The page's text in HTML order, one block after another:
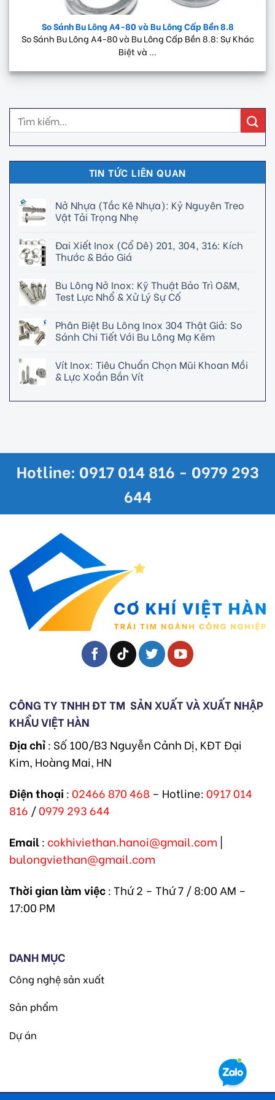
So Sánh Bu Lông A4-80 và Bu Lông Cấp Bền 8.8
So Sánh Bu Lông A4-80 và Bu Lông Cấp Bền 8.8: Sự Khác
Biệt và ...
TIN TỨC LIÊN QUAN
Nở Nhựa (Tắc Kê Nhựa): Kỷ Nguyên Treo
Vật Tải Trọng Nhẹ
Đai Xiết Inox (Cổ Dê) 201, 304, 316: Kích
Thước & Báo Giá
Bu Lông Nở Inox: Kỹ Thuật Bảo Trì O&M,
Test Lực Nhổ & Xử Lý Sự Cố
Phân Biệt Bu Lông Inox 304 Thật Giả: So
Sánh Chi Tiết Với Bu Lông Mạ Kẽm
Vít Inox: Tiêu Chuẩn Chọn Mũi Khoan Mồi
& Lực Xoắn Bắn Vít
Hotline: 0917 014 816 - 0979 293
644
CÔNG TY TNHH ĐT TM SẢN XUẤT VÀ XUẤT NHẬP
KHẨU VIỆT HÀN
Địa chỉ: Số 100/B3 Nguyễn Cảnh Dị, KĐT Đại
Kim, Hoàng Mai, HN
Điện thoại : 02466 870 468 – Hotline: 0917 014
816 /0979 293 644
Email: cokhiviethan.hanoi@gmail.com |
bulongviethan@gmail.com
Thời gian làm việc: Thứ 2 – Thứ 7 / 8:00 AM –
17:00 PM
DANH MỤC
Công nghệ sản xuất
Sản phẩm
Dự án